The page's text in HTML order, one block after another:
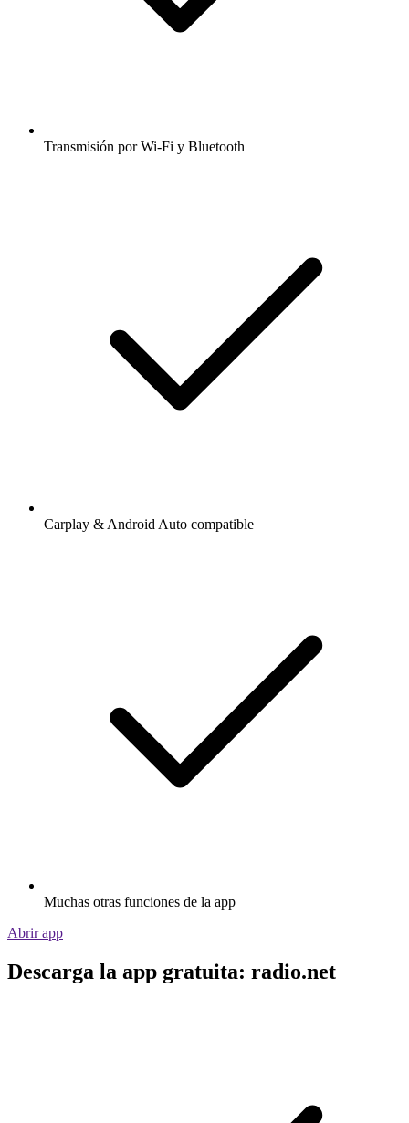
Transmisión por Wi-Fi y Bluetooth
Carplay & Android Auto compatible
Muchas otras funciones de la app
Abrir app
Descarga la app gratuita: radio.net